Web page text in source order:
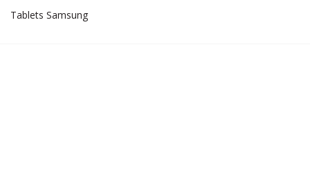
Tablets Samsung